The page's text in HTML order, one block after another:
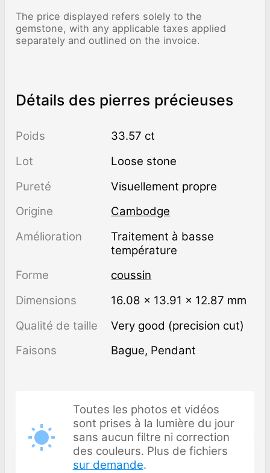
The price displayed refers solely to the
gemstone, with any applicable taxes applied
separately and outlined on the invoice.
Détails des pierres précieuses
Poids
33.57 ct
Lot
Loose stone
Pureté
visuellement propre
Origine
Cambodge
Amélioration
traitement à basse
température
Forme
coussin
Dimensions
16.08 × 13.91 × 12.87 mm
Qualité de taille
Very good (precision cut)
Faisons
Bague, Pendant
Toutes les photos et vidéos
sont prises à la lumière du jour
sans aucun filtre ni correction
des couleurs. Plus de fichiers
sur demande.